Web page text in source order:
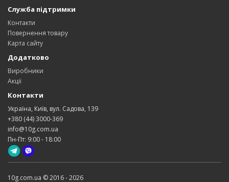
Служба підтримки
Контакти
Повернення товару
Карта сайту
Додатково
Виробники
Акції
Контакти
Україна, Київ, вул. Садова, 139
+380 (44) 3000-369
info@10g.com.ua
Пн-Пт: 9:00 - 18:00
10g.com.ua © 2016 - 2026